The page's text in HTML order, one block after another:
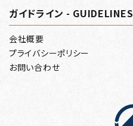
ガイドライン - GUIDELINES
会社概要
プライバシーポリシー
お問い合わせ